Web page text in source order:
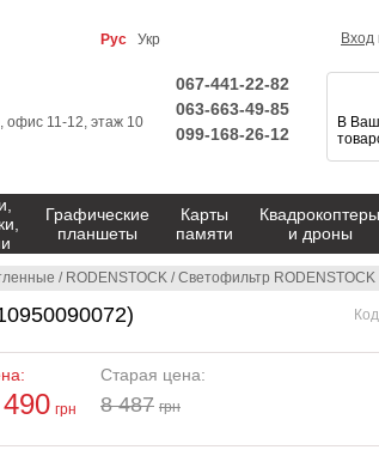
/ RODENSTOCK /Светофильтр RODENSTOCK Digital HR Circular
грн
Старая цена:
8 487 грн
Рус Укр Вход
офис 11-12, этаж 10
067-441-22-82
063-663-49-85
099-168-26-12
В
Графические
планшеты
Карты
памяти
Квадрокоптеры
и дроны